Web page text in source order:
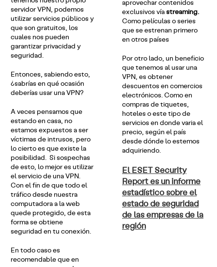
servidor VPN, podemos
utilizar servicios públicos y
que son gratuitos, los
cuales nos pueden
garantizar privacidad y
seguridad.
Entonces, sabiendo esto,
¿sabrías en qué ocasión
deberías usar una VPN?
A veces pensamos que
estando en casa, no
estamos expuestos a ser
víctimas de intrusos, pero
lo cierto es que existe la
posibilidad. Si sospechas
de esto, lo mejor es utilizar
el servicio de una VPN.
Con el fin de que todo el
tráfico desde nuestra
computadora a la web
quede protegido, de esta
forma se obtiene
seguridad en tu conexión.
En todo caso es
recomendable que en
aprovechar contenidos
exclusivos víastreaming.
Como películas o series
que se estrenan primero
en otros países
Por otro lado, un beneficio
que tenemos al usar una
VPN, es obtener
descuentos en comercios
electrónicos. Como en
compras de tiquetes,
hoteles o este tipo de
servicios en donde varia el
precio, según el país
desde dónde lo estemos
adquiriendo.
El ESET Security
Report es un informe
estadístico sobre el
estado de seguridad
de las empresas de la
región